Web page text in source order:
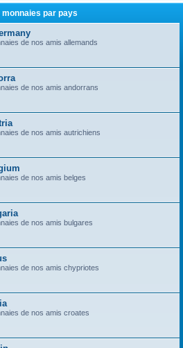
monnaies par pays
de nos amis allemands
de nos amis andorrans
de nos amis autrichiens
de nos amis belges
de nos amis bulgares
de nos amis chypriotes
de nos amis croates